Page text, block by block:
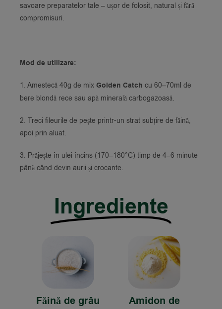
savoare preparatelor tale – ușor de folosit, natural și fără
compromisuri.
Mod de utilizare:
1. Amestecă 40g de mix Golden Catch cu 60–70ml de
bere blondă rece sau apă minerală carbogazoasă.
2. Treci fileurile de pește printr-un strat subțire de făină,
apoi prin aluat.
3. Prăjește în ulei încins (170–180°C) timp de 4–6 minute
până când devin aurii și crocante.
Ingrediente
Făină de grâu
Amidon de